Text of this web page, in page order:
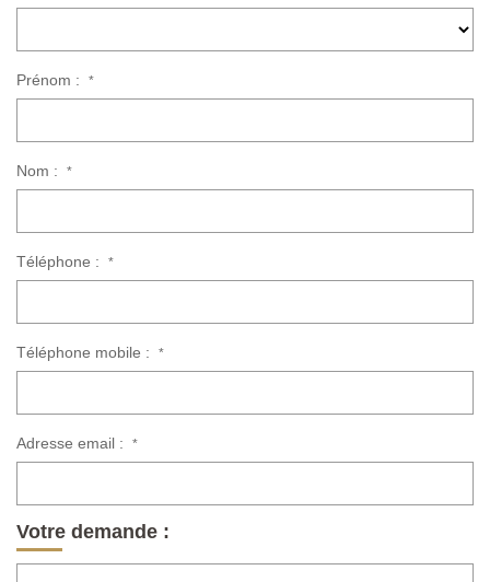
Prénom : *
Nom : *
Téléphone : *
Téléphone mobile : *
Adresse email : *
Votre demande :